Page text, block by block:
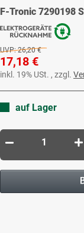
F-Tronic 7290198
UVP: 26,20 €
17,18 €
inkl. 19% USt. , zzgl.
auf Lager